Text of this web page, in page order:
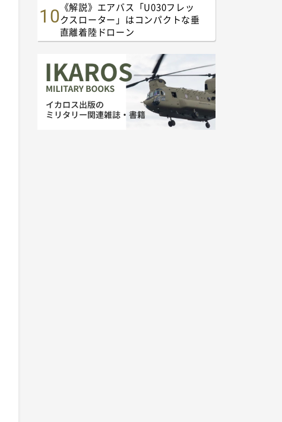
《解説》エアバス「U030フレッ
クスローター」はコンパクトな垂
直離着陸ドローン